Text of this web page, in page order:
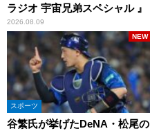
ラジオ 宇宙兄弟スペシャル 』
2026.08.09
スポーツ
谷繁氏が挙げたDeNA・松尾の
NEW